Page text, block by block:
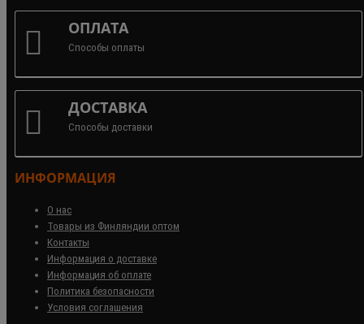
ОПЛАТА
Способы оплаты
ДОСТАВКА
Способы доставки
ИНФОРМАЦИЯ
О нас
Товары из Финляндии оптом
Контакты
Информация о доставке
Информация об оплате
Политика безопасности
Условия соглашения